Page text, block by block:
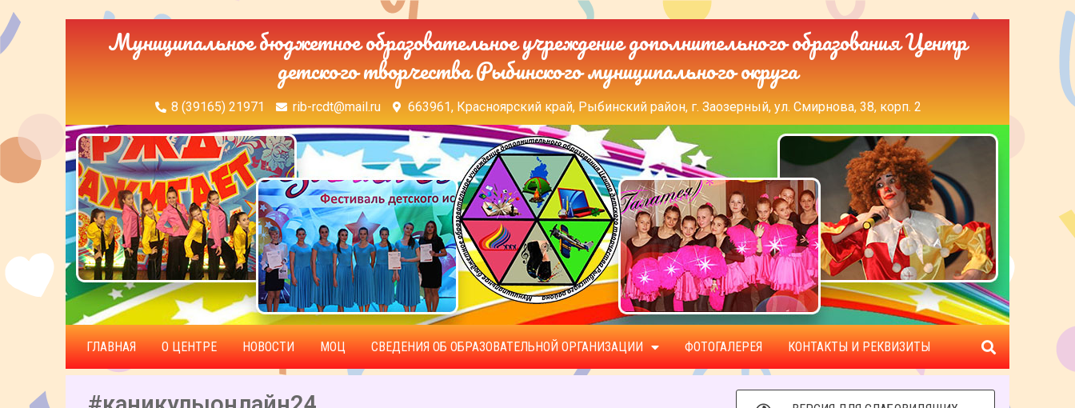
Муниципальное бюджетное образовательное учреждение дополнительного образования Центр
детского творчества Рыбинского муниципального округа
8 (39165) 21971 rib-rcdt@mail.ru 663961, Красноярский край, Рыбинский район, г. Заозерный, ул. Смирнова, 38, корп. 2
ГЛАВНАЯ О ЦЕНТРЕ НОВОСТИ МОЦ СВЕДЕНИЯ ОБ ОБРАЗОВАТЕЛЬНОЙ ОРГАНИЗАЦИИ ФОТОГАЛЕРЕЯ КОНТАКТЫ И РЕКВИЗИТЫ